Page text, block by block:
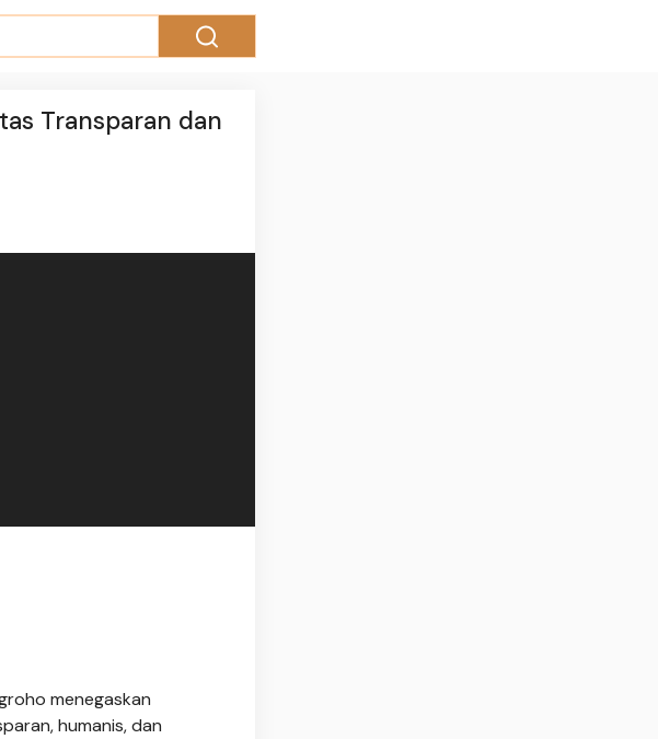
Transparan dan
menegaskan
humanis, dan